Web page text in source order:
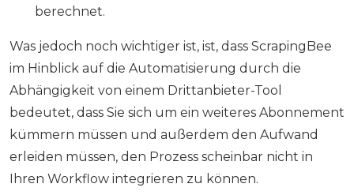
berechnet.
Was jedoch noch wichtiger ist, ist, dass ScrapingBee
im Hinblick auf die Automatisierung durch die
Abhängigkeit von einem Drittanbieter-Tool
bedeutet, dass Sie sich um ein weiteres Abonnement
kümmern müssen und außerdem den Aufwand
erleiden müssen, den Prozess scheinbar nicht in
Ihren Workflow integrieren zu können.